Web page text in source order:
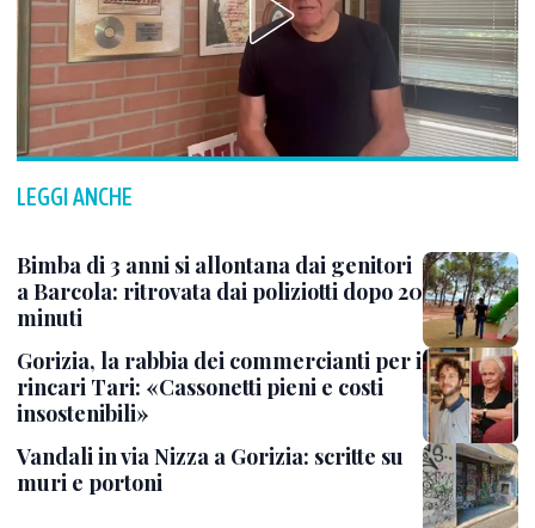
LEGGI ANCHE
Bimba di 3 anni si allontana dai genitori
a Barcola: ritrovata dai poliziotti dopo 20
minuti
Gorizia, la rabbia dei commercianti per i
rincari Tari: «Cassonetti pieni e costi
insostenibili»
Vandali in via Nizza a Gorizia: scritte su
muri e portoni